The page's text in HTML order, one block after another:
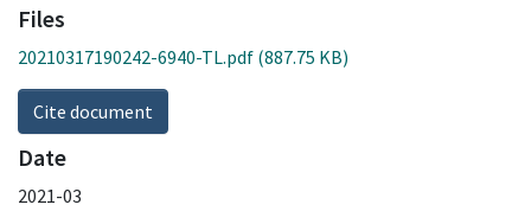
Files
20210317190242-6940-TL.pdf (887.75 KB)
Cite document
Date
2021-03